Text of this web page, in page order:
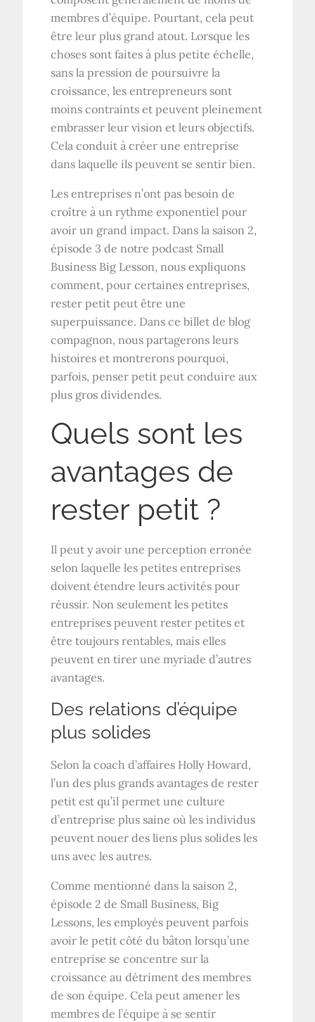
membres d’équipe. Pourtant, cela peut
être leur plus grand atout. Lorsque les
choses sont faites à plus petite échelle,
sans la pression de poursuivre la
croissance, les entrepreneurs sont
moins contraints et peuvent pleinement
embrasser leur vision et leurs objectifs.
Cela conduit à créer une entreprise
dans laquelle ils peuvent se sentir bien.
Les entreprises n’ont pas besoin de
croître à un rythme exponentiel pour
avoir un grand impact. Dans la saison 2,
épisode 3 de notre podcast Small
Business Big Lesson, nous expliquons
comment, pour certaines entreprises,
rester petit peut être une
superpuissance. Dans ce billet de blog
compagnon, nous partagerons leurs
histoires et montrerons pourquoi,
parfois, penser petit peut conduire aux
plus gros dividendes.
Quels sont les
avantages de
rester petit ?
Il peut y avoir une perception erronée
selon laquelle les petites entreprises
doivent étendre leurs activités pour
réussir. Non seulement les petites
entreprises peuvent rester petites et
être toujours rentables, mais elles
peuvent en tirer une myriade d’autres
avantages.
Des relations d’équipe
plus solides
Selon la coach d’affaires Holly Howard,
l’un des plus grands avantages de rester
petit est qu’il permet une culture
d’entreprise plus saine où les individus
peuvent nouer des liens plus solides les
uns avec les autres.
Comme mentionné dans la saison 2,
épisode 2 de Small Business, Big
Lessons, les employés peuvent parfois
avoir le petit côté du bâton lorsqu’une
entreprise se concentre sur la
croissance au détriment des membres
de son équipe. Cela peut amener les
membres de l’équipe à se sentir